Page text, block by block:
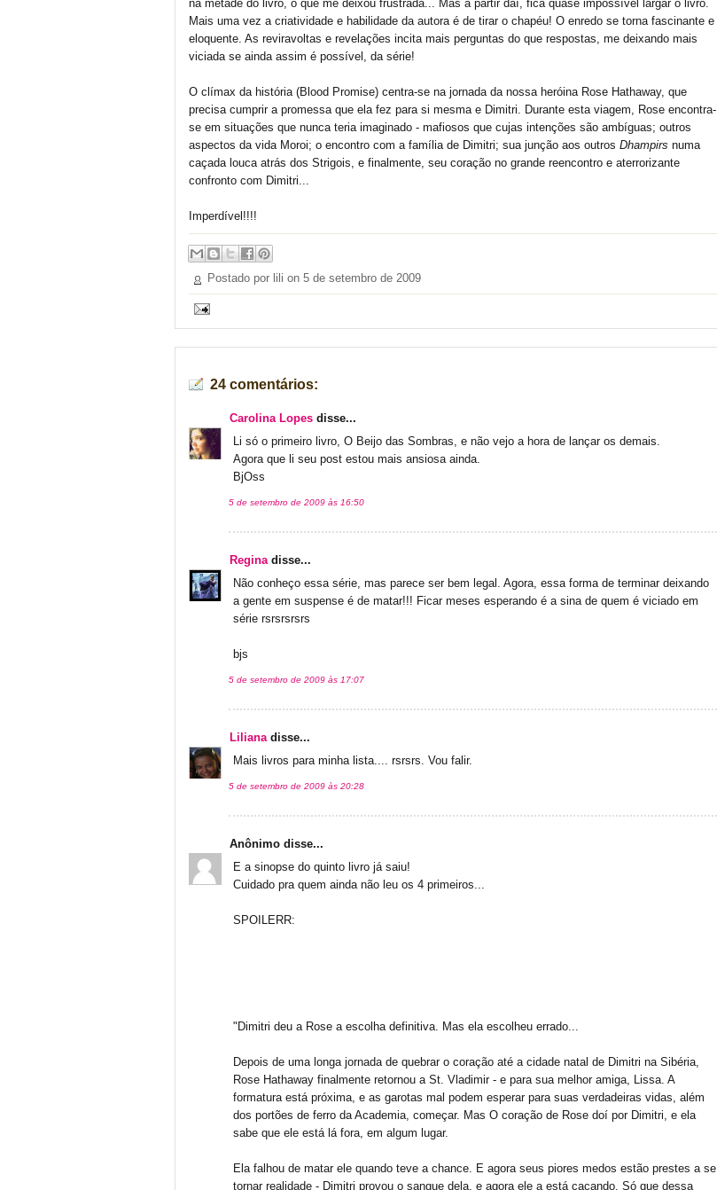
na metade do livro, o que me deixou frustrada... Mas a partir daí, fica quase impossível largar o livro.
Mais uma vez a criatividade e habilidade da autora é de tirar o chapéu! O enredo se torna fascinante e
eloquente. As reviravoltas e revelações incita mais perguntas do que respostas, me deixando mais
viciada se ainda assim é possível, da série!
O clímax da história (Blood Promise) centra-se na jornada da nossa heróina Rose Hathaway, que
precisa cumprir a promessa que ela fez para si mesma e Dimitri. Durante esta viagem, Rose encontra-
se em situações que nunca teria imaginado - mafiosos que cujas intenções são ambíguas; outros
aspectos da vida Moroi; o encontro com a família de Dimitri; sua junção aos outros Dhampirs numa
caçada louca atrás dos Strigois, e finalmente, seu coração no grande reencontro e aterrorizante
confronto com Dimitri...
Imperdível!!!!
Postado por lili on 5 de setembro de 2009
24 comentários:
Carolina Lopes disse...
Li só o primeiro livro, O Beijo das Sombras, e não vejo a hora de lançar os demais.
Agora que li seu post estou mais ansiosa ainda.
BjOss
5 de setembro de 2009 às 16:50
Reginadisse...
Não conheço essa série, mas parece ser bem legal. Agora, essa forma de terminar deixando
a gente em suspense é de matar!!! Ficar meses esperando é a sina de quem é viciado em
série rsrsrsrsrs
bjs
5 de setembro de 2009 às 17:07
Lilianadisse...
Mais livros para minha lista.... rsrsrs. Vou falir.
5 de setembro de 2009 às 20:28
Anônimo disse...
E a sinopse do quinto livro já saiu!
Cuidado pra quem ainda não leu os 4 primeiros...
SPOILERR:
"Dimitri deu a Rose a escolha definitiva. Mas ela escolheu errado...
Depois de uma longa jornada de quebrar o coração até a cidade natal de Dimitri na Sibéria,
Rose Hathaway finalmente retornou a St. Vladimir - e para sua melhor amiga, Lissa. A
formatura está próxima, e as garotas mal podem esperar para suas verdadeiras vidas, além
dos portões de ferro da Academia, começar. Mas O coração de Rose doí por Dimitri, e ela
sabe que ele está lá fora, em algum lugar.
Ela falhou de matar ele quando teve a chance. E agora seus piores medos estão prestes a se
tornar realidade - Dimitri provou o sangue dela, e agora ele a está caçando. Só que dessa